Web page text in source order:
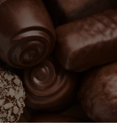
PHONE
ДАТА РОЖДЕНИЯ
ПАРОЛЬ
СОЗДАТЬ
PHONE